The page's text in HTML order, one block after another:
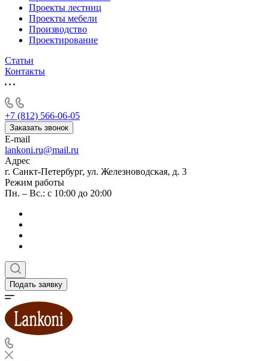
Проекты лестниц
Проекты мебели
Производство
Проектирование
Статьи
Контакты
+7 (812) 566-06-05
Заказать звонок
E-mail
lankoni.ru@mail.ru
Адрес
г. Санкт-Петербург, ул. Железноводская, д. 3
Режим работы
Пн. – Вс.: с 10:00 до 20:00
Подать заявку